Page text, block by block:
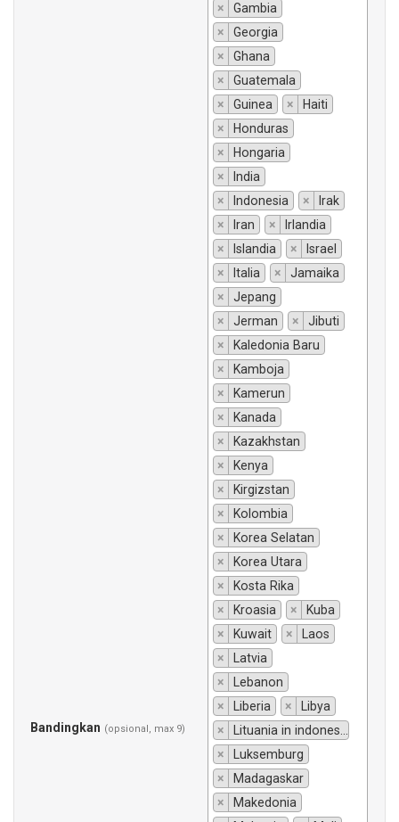
Bandingkan (opsional, max 9)
×
Gambia
×
Georgia
×
Ghana
×
Guatemala
×
Guinea ×
Haiti
×
Honduras
×
Hongaria
×
India
×
Indonesia ×
Irak
×
Iran ×
Irlandia
×
Islandia ×
Israel
×
Italia ×
Jamaika
×
Jepang
×
Jerman ×
Jibuti
×
Kaledonia Baru
×
Kamboja
×
Kamerun
×
Kanada
×
Kazakhstan
×
Kenya
×
Kirgizstan
×
Kolombia
×
Korea Selatan
×
Korea Utara
×
Kosta Rika
×
Kroasia ×
Kuba
×
Kuwait ×
Laos
×
Latvia
×
Lebanon
×
Liberia ×
Libya
×
Lituania in indonesiano si traduce "Lituania".
×
Luksemburg
×
Madagaskar
×
Makedonia